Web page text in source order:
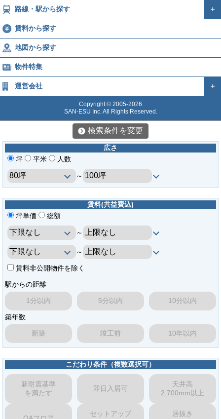
検索条件を変更
広さ
坪
平米 人数
～
賃料(共益費込)
坪単価
総額
～
～
賃料非公開物件を除く
駅からの距離
1分以内 5分以内 10分以内
築年数
新築 竣工前 10年以内
こだわり条件（複数選択可）
新耐震基準
を満たす
即日入居可
天井高
2,700mm以上
セットアップ
居抜き
路線・駅から探す ＋
賃料から探す
地図から探す
物件特集
運営会社 ＋
Copyright © 2005-2026
SAN-ESU Inc. All Rights Reserved.